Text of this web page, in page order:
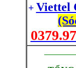
+ Viettel